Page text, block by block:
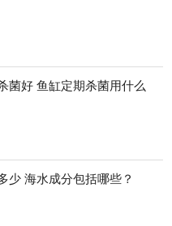
菌好 鱼缸定期杀菌用什么
少 海水成分包括哪些？